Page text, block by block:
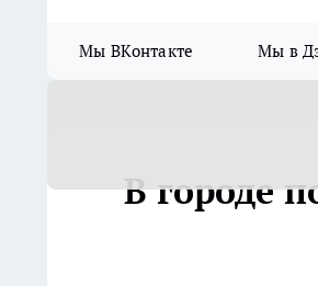
Мы ВКонтакте Мы в
В городе